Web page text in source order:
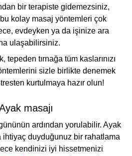
bir terapiste gidemezsiniz,
kolay masaj yöntemleri çok
evdeyken ya da işinize ara
ulaşabilirsiniz.
tepeden tırnağa tüm kaslarınızı
sizle birlikte denemek
kurtulmaya hazır olun!
masajı
ardından yorulabilir. Ayak
ihtiyaç duyduğunuz bir rahatlama
kendinizi iyi hissetmenizi